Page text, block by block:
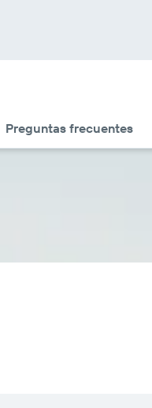
Preguntas frecuentes